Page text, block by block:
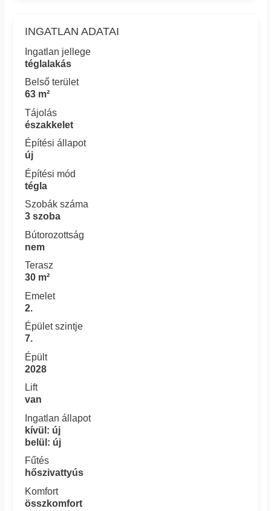
INGATLAN ADATAI
Ingatlan jellege
téglalakás
Belső terület
63 m²
Tájolás
északkelet
Építési állapot
új
Építési mód
tégla
Szobák száma
3 szoba
Bútorozottság
nem
Terasz
30 m²
Emelet
2.
Épület szintje
7.
Épült
2028
Lift
van
Ingatlan állapot
kívül: új
belül: új
Fűtés
hőszivattyús
Komfort
összkomfort